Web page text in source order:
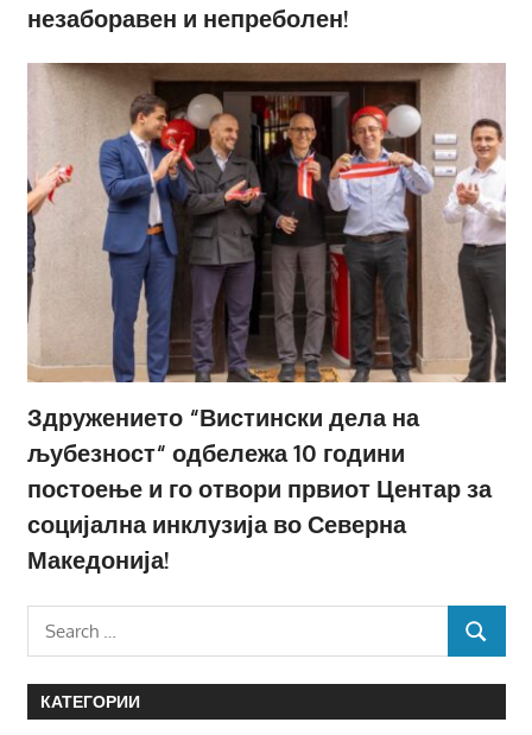
незаборавен и непреболен!
Здружението “Вистински дела на
љубезност“ одбележа 10 години
постоење и го отвори првиот Центар за
социјална инклузија во Северна
Македонија!
Search
for:
SEARCH
КАТЕГОРИИ